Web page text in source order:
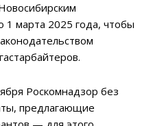
1 марта 2025 года, чтобы
Роскомнадзор без
предлагающие